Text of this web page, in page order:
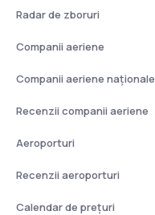
Radar de zboruri
Companii aeriene
Companii aeriene naţionale
Recenzii companii aeriene
Aeroporturi
Recenzii aeroporturi
Calendar de prețuri